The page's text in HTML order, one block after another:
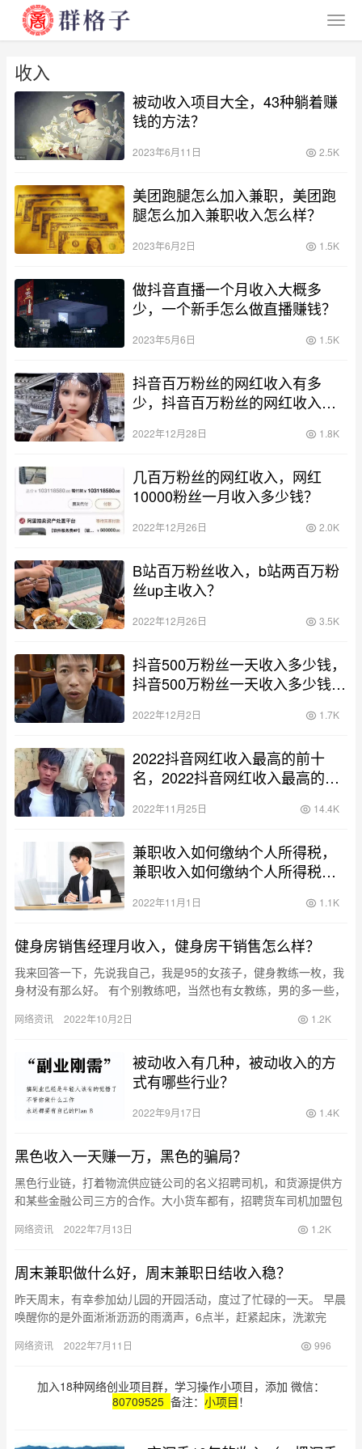
收入
被动收入项目大全，43种躺着赚
钱的方法？
2023年6月11日 2.5K
美团跑腿怎么加入兼职，美团跑
腿怎么加入兼职收入怎么样？
2023年6月2日 1.5K
做抖音直播一个月收入大概多
少，一个新手怎么做直播赚钱？
2023年5月6日 1.5K
抖音百万粉丝的网红收入有多
少，抖音百万粉丝的网红收入多
2022年12月28日 1.8K
几百万粉丝的网红收入，网红
10000粉丝一月收入多少钱？
2022年12月26日 2.0K
B站百万粉丝收入，b站两百万粉
丝up主收入？
2022年12月26日 3.5K
抖音500万粉丝一天收入多少钱，
抖音500万粉丝一天收入多少钱正
2022年12月2日 1.7K
2022抖音网红收入最高的前十
名，2022抖音网红收入最高的前
2022年11月25日 14.4K
兼职收入如何缴纳个人所得税，
兼职收入如何缴纳个人所得税怎
2022年11月1日 1.1K
健身房销售经理月收入，健身房干销售怎么样？
我来回答一下，先说我自己，我是95的女孩子，健身教练一枚，我
身材没有那么好。 有个别教练吧，当然也有女教练，男的多一些，
行…
网络资讯 2022年10月2日 1.2K
被动收入有几种，被动收入的方
式有哪些行业？
2022年9月17日 1.4K
黑色收入一天赚一万，黑色的骗局？
黑色行业链，打着物流供应链公司的名义招聘司机，和货源提供方
和某些金融公司三方的合作。大小货车都有，招聘货车司机加盟包
加盟…
网络资讯 2022年7月13日 1.2K
周末兼职做什么好，周末兼职日结收入稳？
昨天周末，有幸参加幼儿园的开园活动，度过了忙碌的一天。 早晨
唤醒你的是外面淅淅沥沥的雨滴声，6点半，赶紧起床，洗漱完
错，一会…
网络资讯 2022年7月11日 996
加入18种网络创业项目群，学习操作小项目，添加 微信：
80709525 备注： 小项目 ！